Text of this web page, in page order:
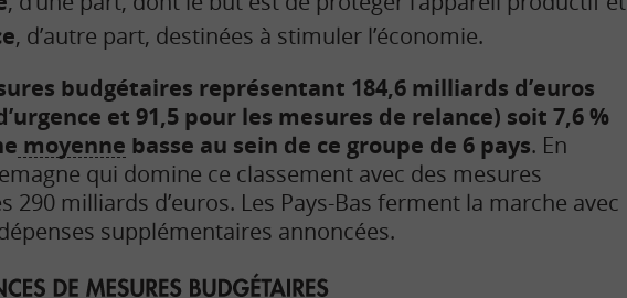
, d’autre part, destinées à stimuler l’économie.
budgétaires représentant 184,6 milliards d’euros
et 91,5 pour les mesures de relance) soit 7,6 %
moyenne basse au sein de ce groupe de 6 pays. En
qui domine ce classement avec des mesures
290 milliards d’euros. Les Pays-Bas ferment la marche avec
supplémentaires annoncées.